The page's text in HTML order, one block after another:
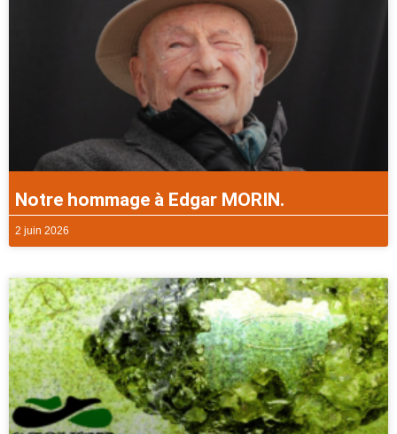
Notre hommage à Edgar MORIN.
2 juin 2026